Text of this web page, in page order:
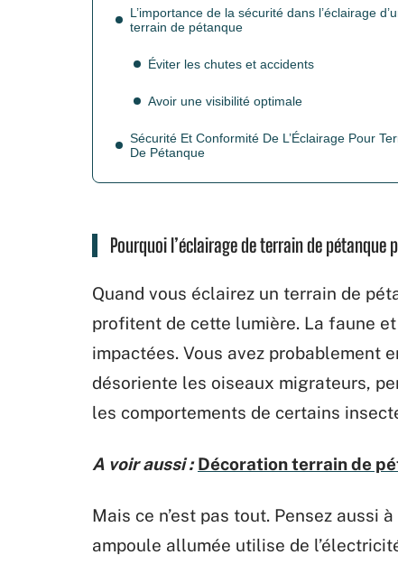
L’importance de la sécurité dans l’éclairage
terrain de pétanque
Éviter les chutes et accidents
Avoir une visibilité optimale
Sécurité Et Conformité De L’Éclairage Pour
De Pétanque
Pourquoi l’éclairage de terrain de pétanque
Quand vous éclairez un terrain de
profitent de cette lumière. La faune
impactées. Vous avez probablement
désoriente les oiseaux migrateurs,
les comportements de certains
A voir aussi : Décoration terrain de
Mais ce n’est pas tout. Pensez aussi
ampoule allumée utilise de